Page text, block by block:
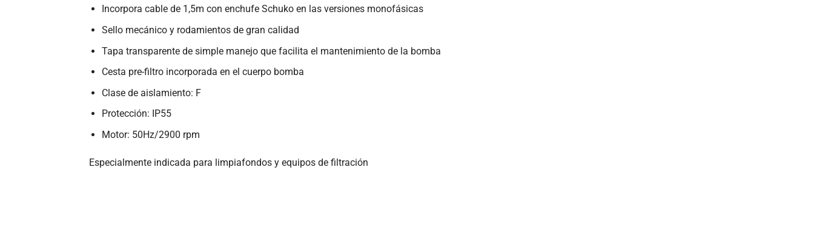
Incorpora cable de 1,5m con enchufe Schuko en las versiones monofásicas
Sello mecánico y rodamientos de gran calidad
Tapa transparente de simple manejo que facilita el mantenimiento de la bomba
Cesta pre-filtro incorporada en el cuerpo bomba
Clase de aislamiento: F
Protección: IP55
Motor: 50Hz/2900 rpm
Especialmente indicada para limpiafondos y equipos de filtración